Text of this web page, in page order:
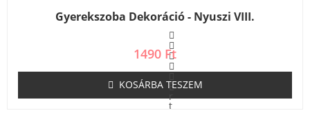
:
/
5
Gyerekszoba Dekoráció - Nyuszi VIII.
É
r
t
1490 Ft
KOSÁRBA TESZEM